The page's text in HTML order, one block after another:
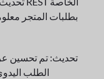
بطلبات المتجر
تحديث: تم تحسين
الطلب